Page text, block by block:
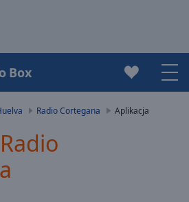
Box
Radio Cortegana Aplikacja